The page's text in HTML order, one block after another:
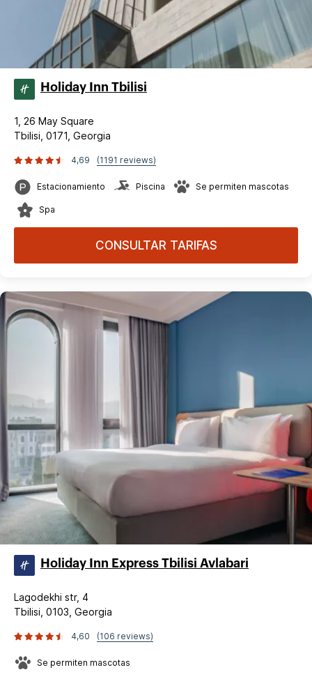
Holiday Inn Tbilisi
1, 26 May Square
Tbilisi, 0171, Georgia
4,69 (1191 reviews)
Estacionamiento Piscina Se permiten mascotas
Spa
CONSULTAR TARIFAS
Holiday Inn Express Tbilisi Avlabari
Lagodekhi str, 4
Tbilisi, 0103, Georgia
4,60 (106 reviews)
Se permiten mascotas